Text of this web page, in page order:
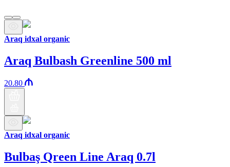
Araq idxal organic
Araq Bulbash Greenline 500 ml
20.80
Araq idxal organic
Bulbaş Qreen Line Araq 0.7l